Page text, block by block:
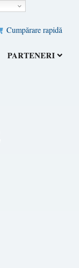
Cumpărare rapidă
PARTENERI